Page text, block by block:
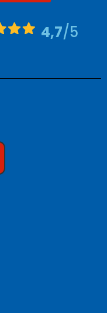
4,7/5